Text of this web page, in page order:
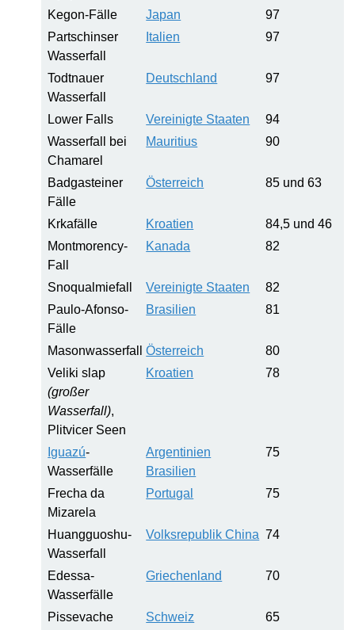
Kegon-Fälle
Japan
97
Partschinser
Wasserfall
Italien 97
Todtnauer
Wasserfall
Deutschland 97
Lower Falls Vereinigte Staaten
94
Wasserfall bei
Chamarel
Mauritius 90
Badgasteiner
Fälle
Österreich 85 und 63
Krkafälle Kroatien
84,5 und 46
Montmorency-
Fall
Kanada 82
Snoqualmiefall Vereinigte Staaten
82
Paulo-Afonso-
Fälle
Brasilien 81
Masonwasserfall Österreich
80
Veliki slap
(großer
Wasserfall),
Plitvicer Seen
Kroatien 78
Iguazú-
Wasserfälle
Argentinien
Brasilien
75
Frecha da
Mizarela
Portugal 75
Huangguoshu-
Wasserfall
Volksrepublik China 74
Edessa-
Wasserfälle
Griechenland 70
Pissevache Schweiz
65